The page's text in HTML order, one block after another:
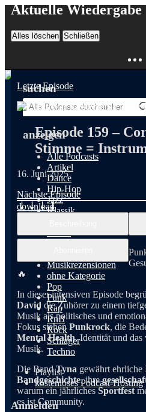
Aktuelle Wiedergabe
Alles löschen Schließen
suchen
anzeigen
Alle Podcasts
Artikel
Dance
Hip-Hop
Jazz
Klassik
Musikrezensionen
ohne Kategorie
Pop
Punk
Rap
RnB
Rock
Schlager
Techno
Playlist
kostenloses Podcast-Hosting
Anmelden
Letzte Episode
Episode 159 –
Stimme =
16. Juni 2025
Nächste Episode
download
🔥
In dieser intensiven Episode
David die Zuhörer zu einem
Musik als politisches und
Fokus stehenPunkrock, die
Mental Health, Identität und das
Musik.
Die BandTyna gewährt
Bandgeschichte, ihre
warum ein jährlichesSportfest
es ist Community.